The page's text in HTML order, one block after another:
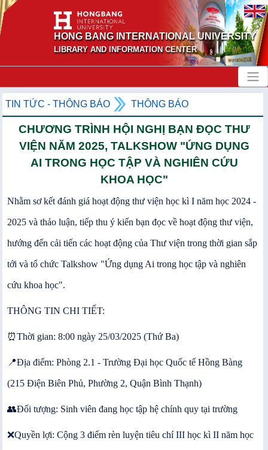
HONG BANG INTERNATIONAL UNIVERSITY
LIBRARY AND INFORMATION CENTER
TIN TỨC - THÔNG BÁO THÔNG BÁO
CHƯƠNG TRÌNH HỘI NGHỊ BẠN ĐỌC THƯ
VIỆN NĂM 2025, TALKSHOW "ỨNG DỤNG
AI TRONG HỌC TẬP VÀ NGHIÊN CỨU
KHOA HỌC"
Nhằm sơ kết đánh giá hoạt động thư viện học kì I năm học 2024 -
2025 và thảo luận, tiếp thu ý kiến bạn đọc về hoạt động thư viện,
hướng đến cải tiến các hoạt động của Thư viện trong thời gian sắp
tới và tổ chức Talkshow "Ứng dụng Ai trong học tập và nghiên
cứu khoa học".
THÔNG TIN CHI TIẾT:
⏰️Thời gian: 8:00 ngày 25/03/2025 (Thứ Ba)
📍Địa điểm: Phòng 2.1 - Trường Đại học Quốc tế Hồng Bàng
(215 Điện Biên Phủ, Phường 2, Quận Bình Thạnh)
👥️Đối tượng: Sinh viên đang học tập hệ chính quy tại trường
❌️Quyền lợi: Cộng 3 điểm rèn luyện tiêu chí III học kì II năm học